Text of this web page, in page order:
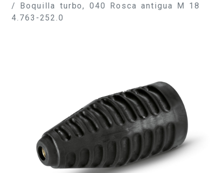
Boquilla turbo, 040 Rosca antigua M 18
4.763-252.0